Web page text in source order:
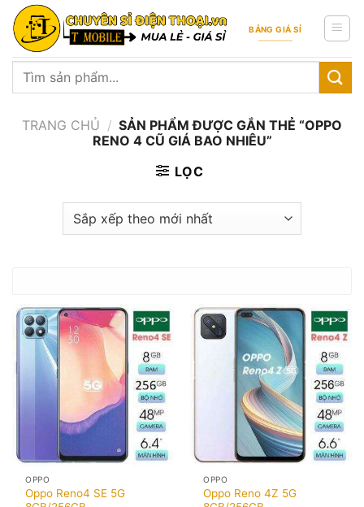
Skip
content
BẢNG GIÁ SỈ
Tìm
TRANG CHỦ / SẢN PHẨM ĐƯỢC GẮN THẺ “OPPO
RENO 4 CŨ GIÁ BAO NHIÊU”
LỌC
OPPO
Oppo Reno4 SE 5G
OPPO
Oppo Reno 4Z 5G